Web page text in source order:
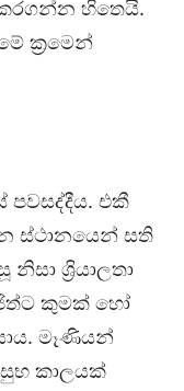
හිතෙයි.
ක්‍රමෙන්
පවසද්දීය. එකී
ස්ථානයෙන් සති
ශ්‍රියාලතා
කුමක් හෝ
මෑණියන්
කාලයක්